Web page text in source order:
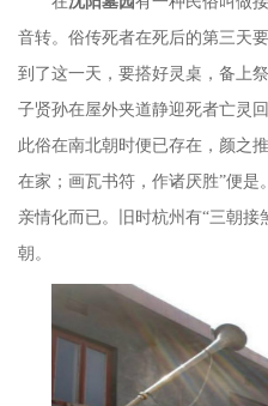
音转。俗传死者在死后的第三天
到了这一天，要搭好灵桌，备上
子贤孙在屋外夹道静迎死者亡灵
此俗在南北朝时便已存在，颜之
在家；画瓦书符，作诸厌胜”便
亲情化而已。旧时杭州有“三朝接
朝。